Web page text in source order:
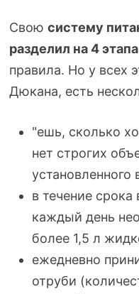
Свою систему
разделил на 4 этапа
правила. Но у всех
Дюкана, есть
"ешь, сколько
нет строгих
в течение
каждый день
более 1,5 л
ежедневно
отруби